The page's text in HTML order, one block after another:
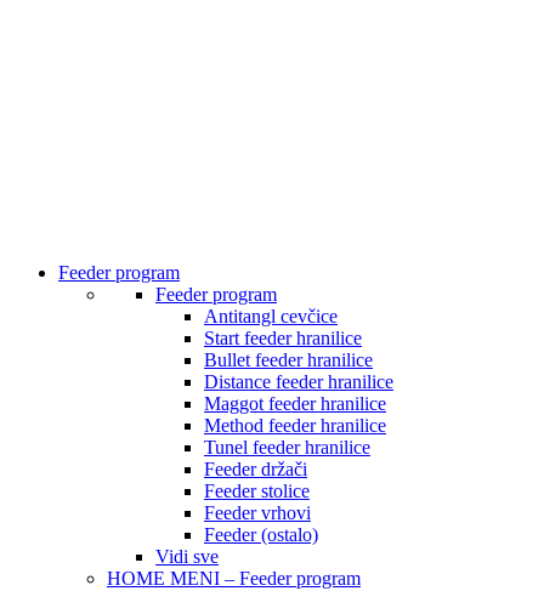
Feeder program
Feeder program
Antitangl cevčice
Start feeder hranilice
Bullet feeder hranilice
Distance feeder hranilice
Maggot feeder hranilice
Method feeder hranilice
Tunel feeder hranilice
Feeder držači
Feeder stolice
Feeder vrhovi
Feeder (ostalo)
Vidi sve
HOME MENI – Feeder program